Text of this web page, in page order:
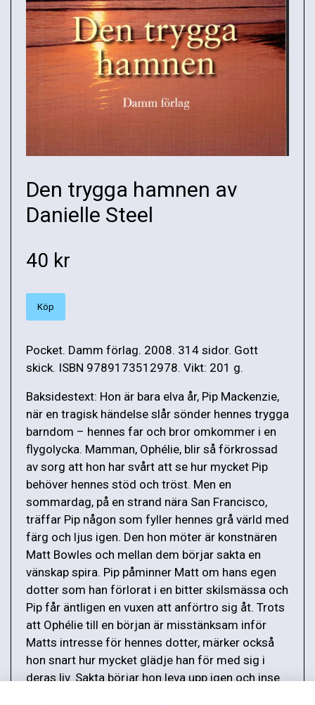
Den trygga hamnen av
Danielle Steel
40 kr
Köp
Pocket. Damm förlag. 2008. 314 sidor. Gott
skick. ISBN 9789173512978. Vikt: 201 g.
Baksidestext: Hon är bara elva år, Pip Mackenzie,
när en tragisk händelse slår sönder hennes trygga
barndom – hennes far och bror omkommer i en
flygolycka. Mamman, Ophélie, blir så förkrossad
av sorg att hon har svårt att se hur mycket Pip
behöver hennes stöd och tröst. Men en
sommardag, på en strand nära San Francisco,
träffar Pip någon som fyller hennes grå värld med
färg och ljus igen. Den hon möter är konstnären
Matt Bowles och mellan dem börjar sakta en
vänskap spira. Pip påminner Matt om hans egen
dotter som han förlorat i en bitter skilsmässa och
Pip får äntligen en vuxen att anförtro sig åt. Trots
att Ophélie till en början är misstänksam inför
Matts intresse för hennes dotter, märker också
hon snart hur mycket glädje han för med sig i
deras liv. Sakta börjar hon leva upp igen och inse